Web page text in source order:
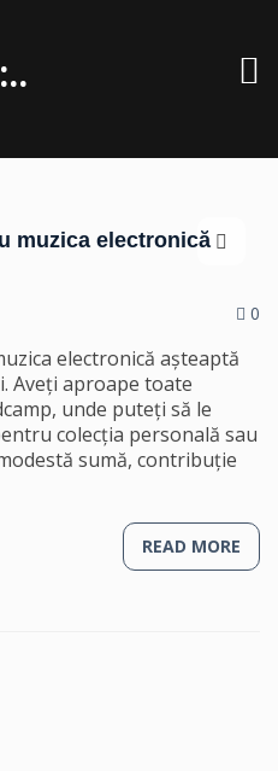
muzica electronică
0
electronică așteaptă
Aveți aproape toate
unde puteți să le
colecția personală sau
sumă, contribuție
READ MORE